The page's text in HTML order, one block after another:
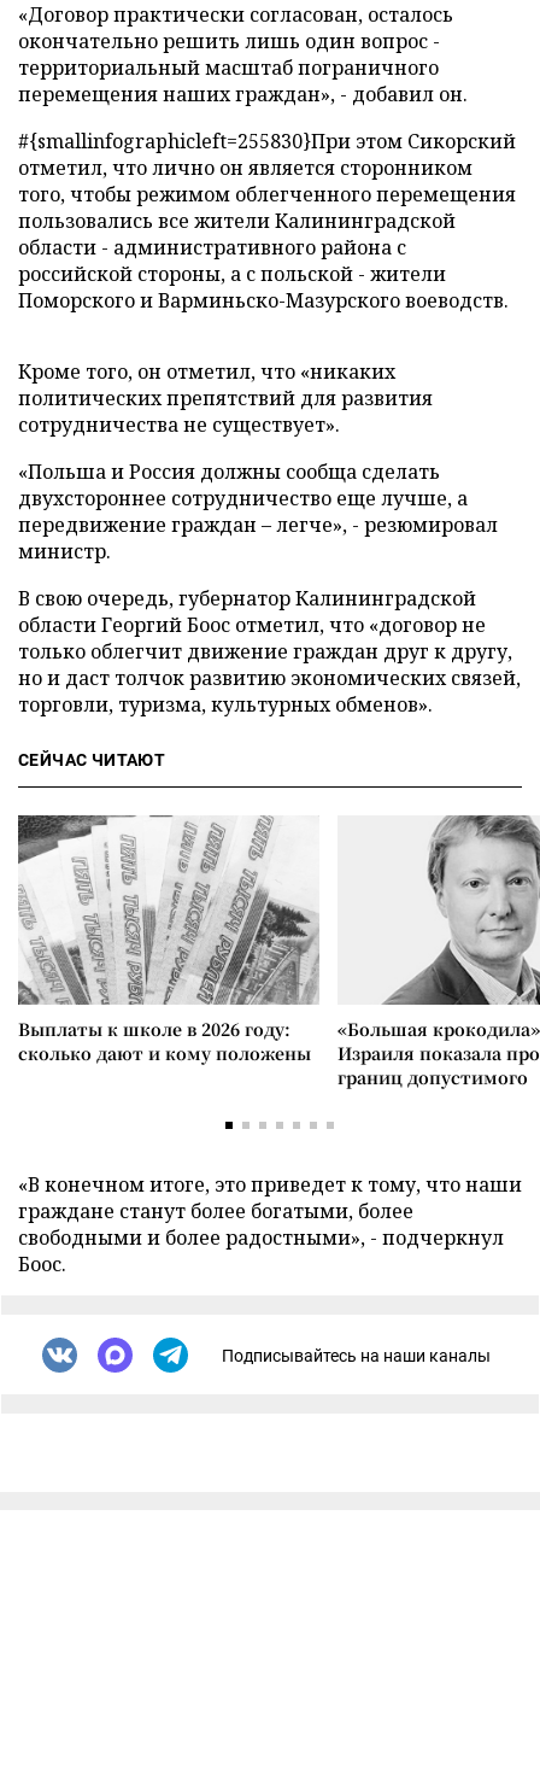
«Договор практически согласован, осталось
окончательно решить лишь один вопрос -
территориальный масштаб пограничного
перемещения наших граждан», - добавил он.
#{smallinfographicleft=255830}При этом Сикорский
отметил, что лично он является сторонником
того, чтобы режимом облегченного перемещения
пользовались все жители Калининградской
области - административного района с
российской стороны, а с польской - жители
Поморского и Варминьско-Мазурского воеводств.
Кроме того, он отметил, что «никаких
политических препятствий для развития
сотрудничества не существует».
«Польша и Россия должны сообща сделать
двухстороннее сотрудничество еще лучше, а
передвижение граждан – легче», - резюмировал
министр.
В свою очередь, губернатор Калининградской
области Георгий Боос отметил, что «договор не
только облегчит движение граждан друг к другу,
но и даст толчок развитию экономических связей,
торговли, туризма, культурных обменов».
СЕЙЧАС ЧИТАЮТ
Выплаты к школе в 2026 году:
сколько дают и кому положены
«Большая
Израиля показала
границ допустимого
«В конечном итоге, это приведет к тому, что наши
граждане станут более богатыми, более
свободными и более радостными», - подчеркнул
Боос.
Подписывайтесь на наши каналы